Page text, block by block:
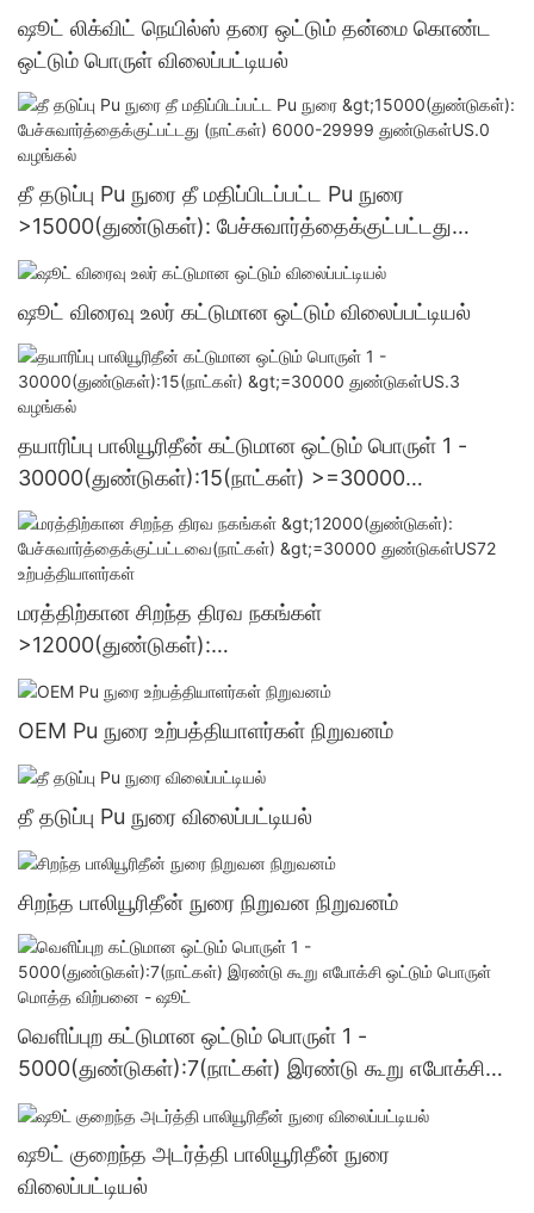
ஷூட் லிக்விட் நெயில்ஸ் தரை ஒட்டும் தன்மை கொண்ட
ஒட்டும் பொருள் விலைப்பட்டியல்
தீ தடுப்பு Pu நுரை தீ மதிப்பிடப்பட்ட Pu நுரை
>15000(துண்டுகள்): பேச்சுவார்த்தைக்குட்பட்டது
(நாட்கள்) 6000-29999 துண்டுகள்US.0 வழங்கல்
ஷூட் விரைவு உலர் கட்டுமான ஒட்டும் விலைப்பட்டியல்
தயாரிப்பு பாலியூரிதீன் கட்டுமான ஒட்டும் பொருள் 1 -
30000(துண்டுகள்):15(நாட்கள்) >=30000
துண்டுகள்US.3 வழங்கல்
மரத்திற்கான சிறந்த திரவ நகங்கள்
>12000(துண்டுகள்):
பேச்சுவார்த்தைக்குட்பட்டவை(நாட்கள்) >=30000
துண்டுகள்US72 உற்பத்தியாளர்கள்
OEM Pu நுரை உற்பத்தியாளர்கள் நிறுவனம்
தீ தடுப்பு Pu நுரை விலைப்பட்டியல்
சிறந்த பாலியூரிதீன் நுரை நிறுவன நிறுவனம்
வெளிப்புற கட்டுமான ஒட்டும் பொருள் 1 -
5000(துண்டுகள்):7(நாட்கள்) இரண்டு கூறு எபோக்சி
ஒட்டும் பொருள் மொத்த விற்பனை - ஷூட்
ஷூட் குறைந்த அடர்த்தி பாலியூரிதீன் நுரை
விலைப்பட்டியல்